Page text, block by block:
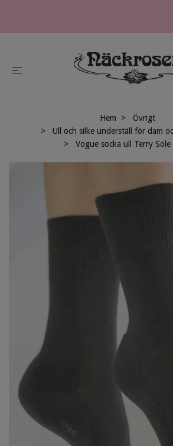
Hem
Övrigt
Ull och silke underställ för dam
Vogue socka ull Terry Sole